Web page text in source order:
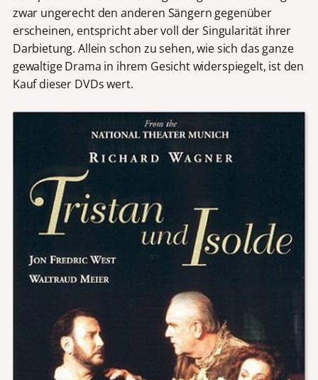
zwar ungerecht den anderen Sängern gegenüber
erscheinen, entspricht aber voll der Singularität ihrer
Darbietung. Allein schon zu sehen, wie sich das ganze
gewaltige Drama in ihrem Gesicht widerspiegelt, ist den
Kauf dieser DVDs wert.